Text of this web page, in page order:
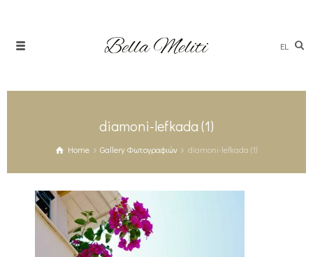
EL
diamoni-lefkada (1)
Home Gallery Φωτογραφιών diamoni-lefkada (1)